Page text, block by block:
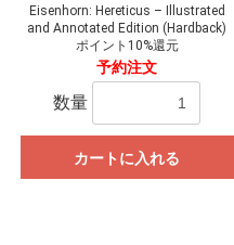
Eisenhorn: Hereticus – Illustrated
and Annotated Edition (Hardback)
ポイント10%還元
予約注文
数量
カートに入れる